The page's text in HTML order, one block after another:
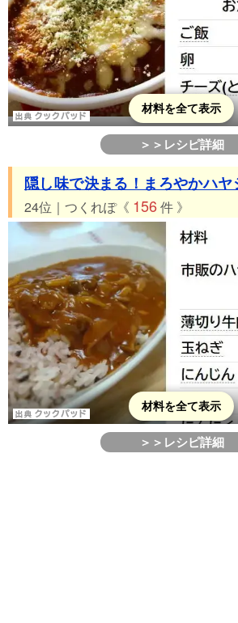
材料を全て表示
＞＞レシピ詳細
隠し味で決まる！まろやかハヤ
24位｜つくれぽ《 156件 》
材料を全て表示
＞＞レシピ詳細